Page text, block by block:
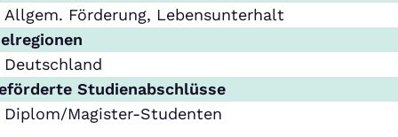
Allgem. Förderung, Lebensunterhalt
Deutschland
Studienabschlüsse
Diplom/Magister-Studenten